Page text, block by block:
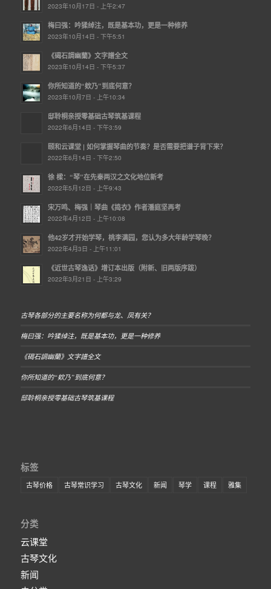
2023年10月17日 - 上午2:47
梅曰强：吟猱绰注，既是基本功，更是一种修养
2023年10月14日 - 下午5:51
《碣石調幽蘭》文字譜全文
2023年10月14日 - 下午5:37
你所知道的“欸乃”到底何意？
2023年10月7日 - 上午10:34
邸聆桐亲授零基础古琴筑基课程
2022年6月14日 - 下午3:59
颐和云课堂 | ​如何掌握琴曲的节奏？是否需要把谱子背下来？
2022年6月14日 - 下午2:50
徐 樑：“琴”在先秦两汉之文化地位新考
2022年5月12日 - 上午9:43
宋万鸣、梅强｜琴曲《捣衣》作者潘庭坚再考
2022年4月12日 - 上午10:08
他42岁才开始学琴，桃李满园，您认为多大年龄学琴晚？
2022年4月3日 - 上午11:01
《近世古琴逸话》增订本出版（附新、旧两版序跋）
2022年3月21日 - 上午3:29
古琴各部分的主要名称为何都与龙、凤有关？
梅曰强：吟猱绰注，既是基本功，更是一种修养
《碣石調幽蘭》文字譜全文
你所知道的“欸乃”到底何意？
邸聆桐亲授零基础古琴筑基课程
标签
古琴价格 古琴常识学习 古琴文化 新闻 琴学 课程 雅集
分类
云课堂
古琴文化
新闻